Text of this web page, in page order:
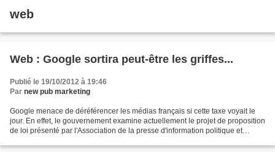
web
Web : Google sortira peut-être les griffes...
Publié le 19/10/2012 à 19:46
Par new pub marketing
Google menace de déréférencer les médias français si cette taxe voyait le
jour. En effet, le gouvernement examine actuellement le projet de proposition
de loi présenté par l'Association de la presse d'information politique et